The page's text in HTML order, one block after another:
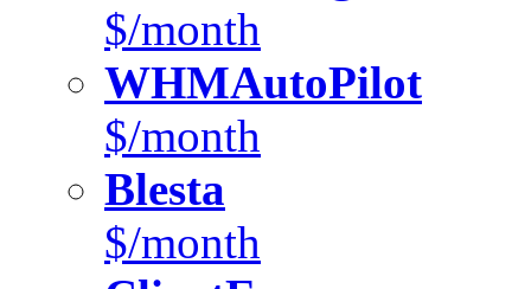
$/month
WHMAutoPilot
$/month
Blesta
$/month